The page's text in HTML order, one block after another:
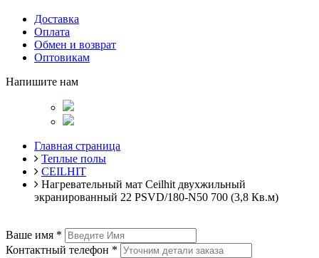
Доставка
Оплата
Обмен и возврат
Оптовикам
Напишите нам
Главная страница
Теплые полы
CEILHIT
Нагревательный мат Ceilhit двухжильный
экранированный 22 PSVD/180-N50 700 (3,8 Кв.м)
Ваше имя *
Контактный телефон *